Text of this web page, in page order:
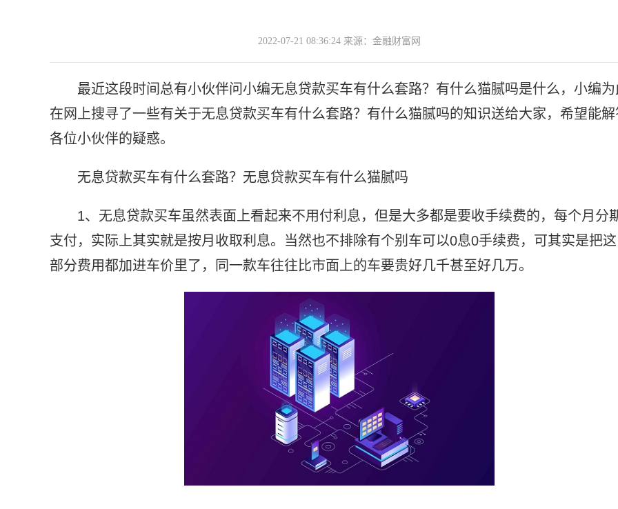
2022-07-21 08:36:24 来源：金融财富网
最近这段时间总有小伙伴问小编无息贷款买车有什么套路？有什么猫腻吗是什么，小编为
在网上搜寻了一些有关于无息贷款买车有什么套路？有什么猫腻吗的知识送给大家，希望能解
各位小伙伴的疑惑。
无息贷款买车有什么套路？无息贷款买车有什么猫腻吗
1、无息贷款买车虽然表面上看起来不用付利息，但是大多都是要收手续费的，每个月分
支付，实际上其实就是按月收取利息。当然也不排除有个别车可以0息0手续费，可其实是把这
部分费用都加进车价里了，同一款车往往比市面上的车要贵好几千甚至好几万。